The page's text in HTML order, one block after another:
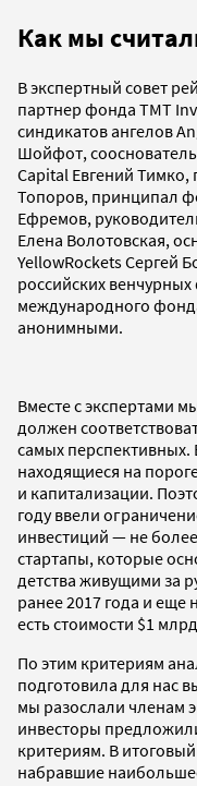
Как мы
В экспертный совет
партнер фонда TMT
синдикатов ангелов
Шойфот,
Capital Евгений
Топоров, принципал
Ефремов,
Елена Волотовская,
YellowRockets Сергей
российских
международного
анонимными.
Вместе с экспертами
должен
самых
находящиеся на
и капитализации.
году ввели
инвестиций — не
стартапы, которые
детства живущими за
ранее 2017 года и еще
есть стоимости $1
По этим критериям
подготовила для нас
мы разослали членам
инвесторы
критериям. В
набравшие